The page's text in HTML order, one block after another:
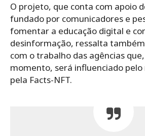
O projeto, que conta com apoio
fundado por comunicadores e
fomentar a educação digital e
desinformação, ressalta
com o trabalho das agências
momento, será influenciado
pela Facts-NFT.